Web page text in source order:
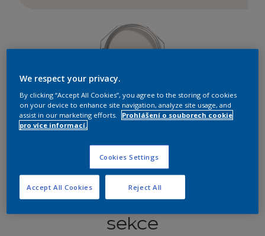
Najít výrobek v tomto odstínu
Koordinovat barevné
sekce
We respect your privacy.
By clicking “Accept All Cookies”, you agree to the storing of cookies
on your device to enhance site navigation, analyze site usage, and
assist in our marketing efforts.
Prohlášení o souborech cookie
pro více informací.
Cookies Settings
Reject All
Accept All Cookies